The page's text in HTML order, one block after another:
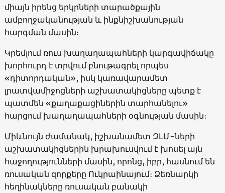
միայն իրենց երկրների տարածքային
ամբողջականության և ինքնիշխանության
հարգման մասին։
Կրեմլում ռուս խաղաղապահների կարգավիճակը
խորհուրդ է տրվում բնութագրել որպես
«դիտորդական», իսկ կառավարամետ
լրատվամիջոցների աշխատակիցները պետք է
պատմեն «քաղաքացիներին տարհանելու»
հարցում խաղաղապահների օգնության մասին։
Միևնույն ժամանակ, իշխանամետ ԶԼՄ-ների
աշխատակիցներին խրախուսվում է խոսել այն
հաջողությունների մասին, որոնց, իբր, հասնում են
ռուսական զորքերը Ուկրաինայում։ Ձեռնարկի
հեղինակները ռուսական բանակի